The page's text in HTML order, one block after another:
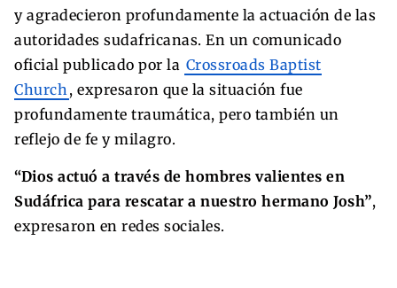
y agradecieron profundamente la actuación de las
autoridades sudafricanas. En un comunicado
oficial publicado por la Crossroads Baptist
Church , expresaron que la situación fue
profundamente traumática, pero también un
reflejo de fe y milagro.
“Dios actuó a través de hombres valientes en
Sudáfrica para rescatar a nuestro hermano Josh”,
expresaron en redes sociales.